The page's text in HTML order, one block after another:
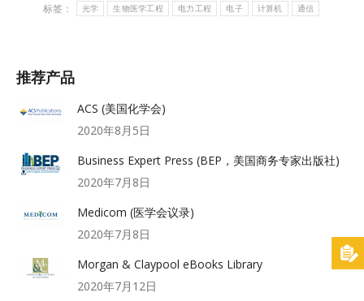
标签：
光学 生物医学工程 电力工程 电子 计算机 通信
推荐产品
ACS (美国化学会)
2020年8月5日
Business Expert Press (BEP，美国商务专家出版社)
2020年7月8日
Medicom (医学会议录)
2020年7月8日
Morgan & Claypool eBooks Library
2020年7月12日